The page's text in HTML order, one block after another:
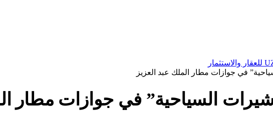
في جوازات مطار الملك عبد العزيز
السياحية” في جوازات مطار